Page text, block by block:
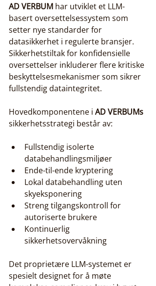
AD VERBUM har utviklet et LLM-
basert oversettelsessystem som
setter nye standarder for
datasikkerhet i regulerte bransjer.
Sikkerhetstiltak for konfidensielle
oversettelser inkluderer flere kritiske
beskyttelsesmekanismer som sikrer
fullstendig dataintegritet.
Hovedkomponentene i AD VERBUMs
sikkerhetsstrategi består av:
Fullstendig isolerte
databehandlingsmiljøer
Ende-til-ende kryptering
Lokal databehandling uten
skyeksponering
Streng tilgangskontroll for
autoriserte brukere
Kontinuerlig
sikkerhetsovervåkning
Det proprietære LLM-systemet er
spesielt designet for å møte